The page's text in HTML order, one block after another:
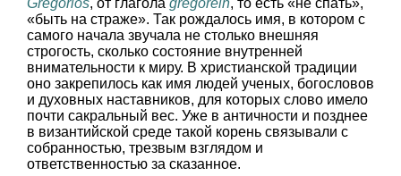
Gregorios, от глагола gregorein, то есть «не спать»,
«быть на страже». Так рождалось имя, в котором с
самого начала звучала не столько внешняя
строгость, сколько состояние внутренней
внимательности к миру. В христианской традиции
оно закрепилось как имя людей ученых, богословов
и духовных наставников, для которых слово имело
почти сакральный вес. Уже в античности и позднее
в византийской среде такой корень связывали с
собранностью, трезвым взглядом и
ответственностью за сказанное.